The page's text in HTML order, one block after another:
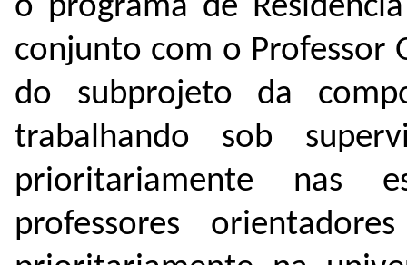
o programa de
conjunto com o Professor
do subprojeto da
trabalhando sob
prioritariamente nas
professores